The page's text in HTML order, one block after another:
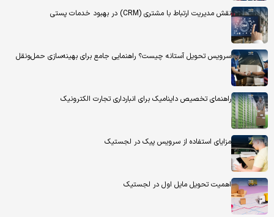
نقش مدیریت ارتباط با مشتری (CRM) در بهبود خدمات پستی
سرویس تحویل آستانه چیست؟ راهنمایی جامع برای بهینه‌سازی حمل‌ونقل
راهنمای تخصیص داینامیک برای انبارداری تجارت الکترونیک
مزایای استفاده از سرویس پیک در لجستیک
اهمیت تحویل مایل اول در لجستیک